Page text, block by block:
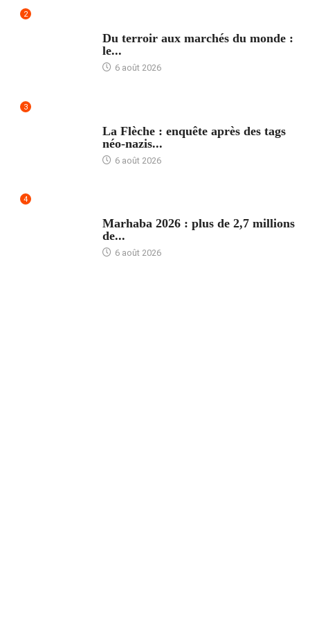
2
Du terroir aux marchés du monde :
le...
6 août 2026
3
La Flèche : enquête après des tags
néo-nazis...
6 août 2026
4
Marhaba 2026 : plus de 2,7 millions
de...
6 août 2026